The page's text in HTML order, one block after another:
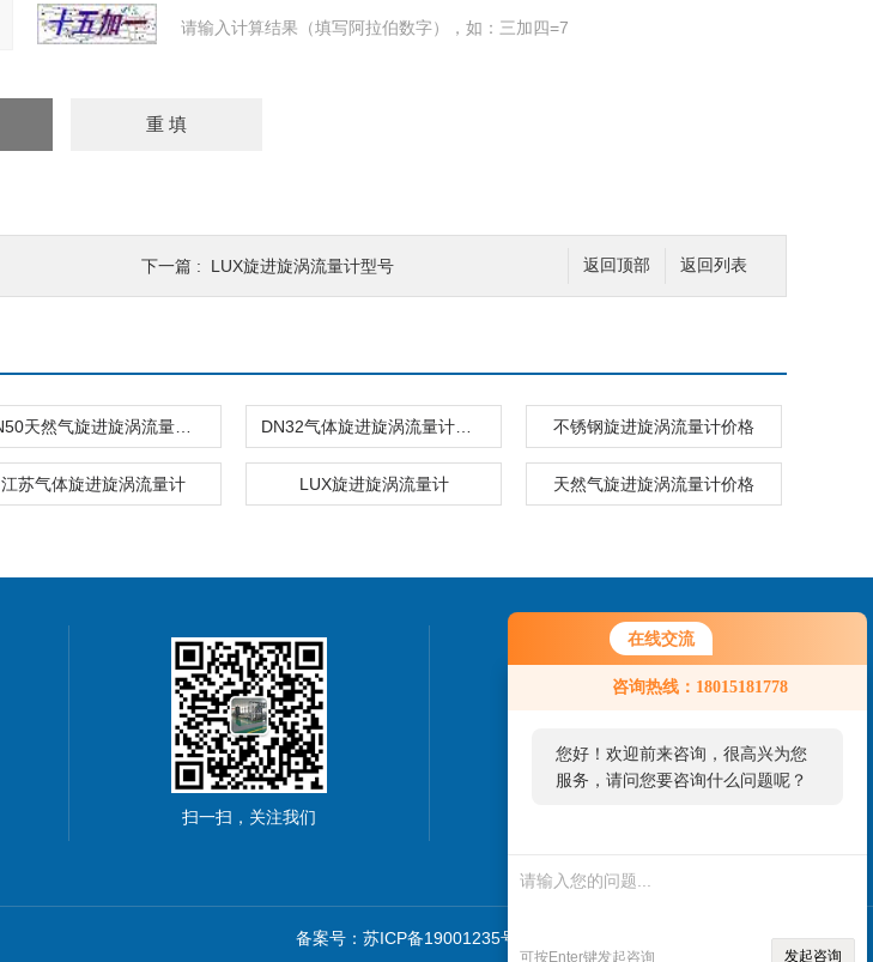
在线交流
咨询热线：18015181778
您好！欢迎前来咨询，很高兴为您
服务，请问您要咨询什么问题呢？
可按Enter键发起咨询 发起咨询
请输入计算结果（填写阿拉伯数字），如：三加四=7
返回列表
返回顶部
下一篇 : LUX旋进旋涡流量计型号
不锈钢旋进旋涡流量计价格
江苏气体旋进旋涡流量计 LUX旋进旋涡流量计 天然气旋进旋涡流量计价格
扫一扫，关注我们
联系我们
0517-86888918
备案号：苏ICP备19001235号-3
仪表网